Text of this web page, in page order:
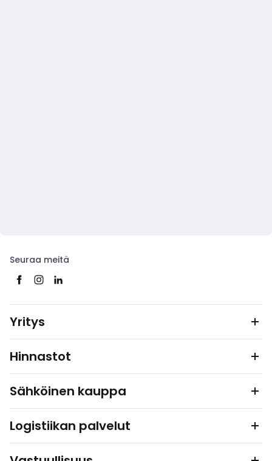
Seuraa meitä
Yritys
Hinnastot
Sähköinen kauppa
Logistiikan palvelut